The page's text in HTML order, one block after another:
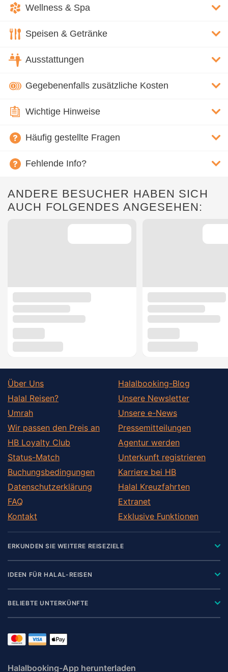
Wellness & Spa
Speisen & Getränke
Ausstattungen
Gegebenenfalls zusätzliche Kosten
Wichtige Hinweise
Häufig gestellte Fragen
Fehlende Info?
ANDERE BESUCHER HABEN SICH
AUCH FOLGENDES ANGESEHEN:
Über Uns
Halal Reisen?
Umrah
Wir passen den Preis an
HB Loyalty Club
Status-Match
Buchungsbedingungen
Datenschutzerklärung
FAQ
Kontakt
Halalbooking-Blog
Unsere Newsletter
Unsere e-News
Pressemitteilungen
Agentur werden
Unterkunft registrieren
Karriere bei HB
Halal Kreuzfahrten
Extranet
Exklusive Funktionen
ERKUNDEN SIE WEITERE REISEZIELE
IDEEN FÜR HALAL-REISEN
BELIEBTE UNTERKÜNFTE
Halalbooking-App herunterladen